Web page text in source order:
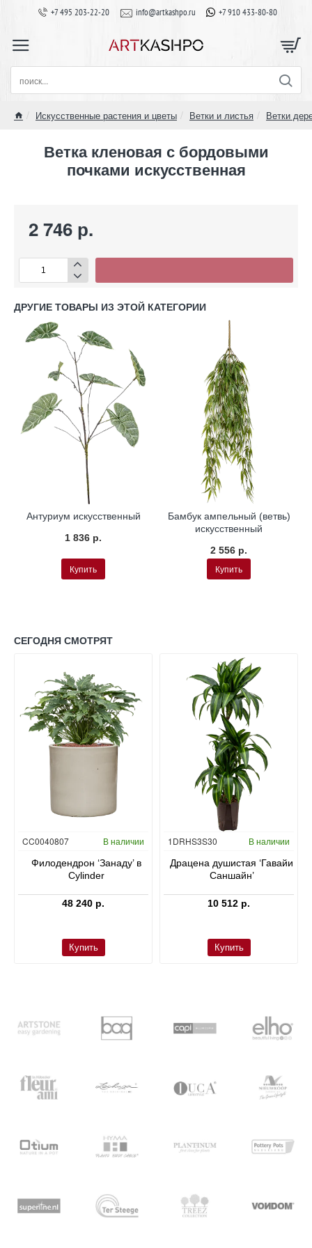
+7 495 203-22-20 info@artkashpo.ru +7 910 433-80-80
поиск...
Искусственные растения и цветы Ветки и листья Ветки
Ветка кленовая с бордовыми
почками искусственная
2 746 р.
ДРУГИЕ ТОВАРЫ ИЗ ЭТОЙ КАТЕГОРИИ
Антуриум искусственный
1 836 р.
Купить
Бамбук ампельный (ветвь)
искусственный
2 556 р.
Купить
СЕГОДНЯ СМОТРЯТ
CC0040807 В наличии
Филодендрон ‘Занаду’ в
Cylinder
48 240 р.
Купить
Гидропоника
1DRHS3S30 В наличии
Драцена душистая ‘Гавайи
Саншайн’
10 512 р.
Купить